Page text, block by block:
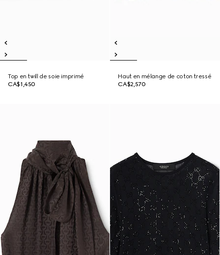
Top en twill de soie imprimé
CA$1,450
Haut en mélange de coton tressé
CA$2,570